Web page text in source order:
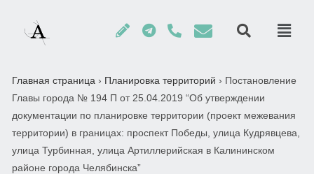
Главная страница › Планировка территорий › Постановление
Главы города № 194 П от 25.04.2019 “Об утверждении
документации по планировке территории (проект межевания
территории) в границах: проспект Победы, улица Кудрявцева,
улица Турбинная, улица Артиллерийская в Калининском
районе города Челябинска”